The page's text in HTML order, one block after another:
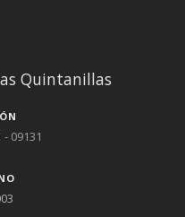
Quintanillas
09131